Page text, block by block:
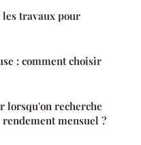
travaux pour
: comment choisir
lorsqu'on recherche
mensuel ?